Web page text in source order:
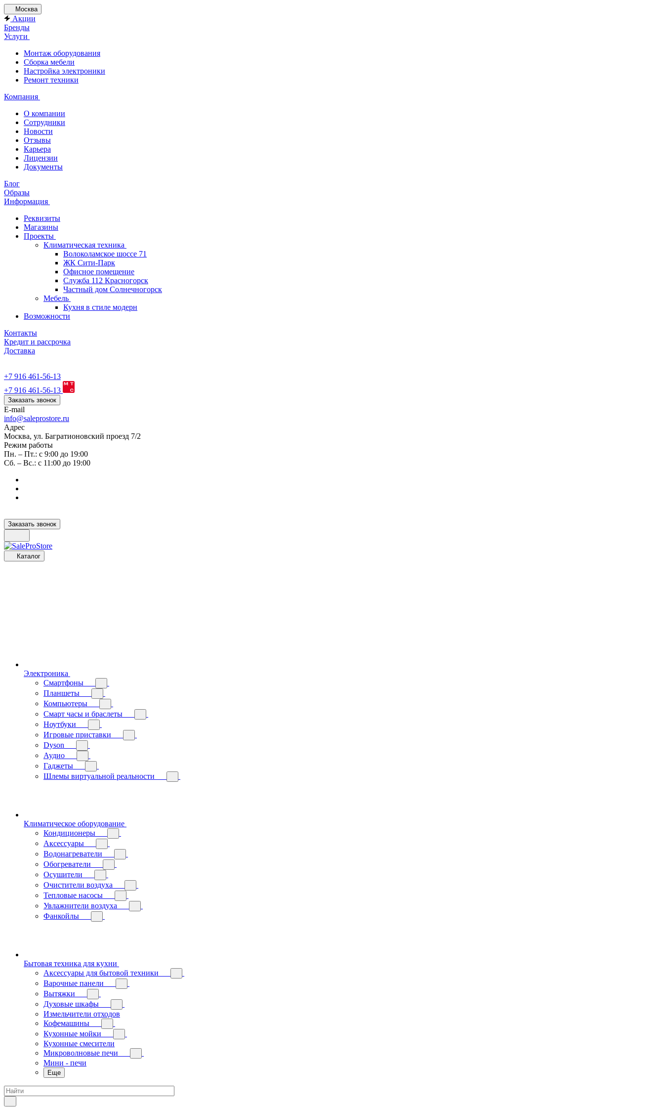
Москва
Акции
Бренды
Услуги
Монтаж оборудования
Сборка мебели
Настройка электроники
Ремонт техники
Компания
О компании
Сотрудники
Новости
Отзывы
Карьера
Лицензии
Документы
Блог
Образы
Информация
Реквизиты
Магазины
Проекты
Климатическая техника
Волоколамское шоссе 71
ЖК Сити-Парк
Офисное помещение
Служба 112 Красногорск
Частный дом Солнечногорск
Мебель
Кухня в стиле модерн
Возможности
Контакты
Кредит и рассрочка
Доставка
+7 916 461-56-13
+7 916 461-56-13
Заказать звонок
E-mail
info@saleprostore.ru
Адрес
Москва, ул. Багратионовский проезд 7/2
Режим работы
Пн. – Пт.: с 9:00 до 19:00
Сб. – Вс.: с 11:00 до 19:00
Заказать звонок
Каталог
Электроника
Смартфоны
Планшеты
Компьютеры
Смарт часы и браслеты
Ноутбуки
Игровые приставки
Dyson
Аудио
Гаджеты
Шлемы виртуальной реальности
Климатическое оборудование
Кондиционеры
Аксессуары
Водонагреватели
Обогреватели
Осушители
Очистители воздуха
Тепловые насосы
Увлажнители воздуха
Фанкойлы
Бытовая техника для кухни
Аксессуары для бытовой техники
Варочные панели
Вытяжки
Духовые шкафы
Измельчители отходов
Кофемашины
Кухонные мойки
Кухонные смесители
Микроволновые печи
Мини - печи
Еще